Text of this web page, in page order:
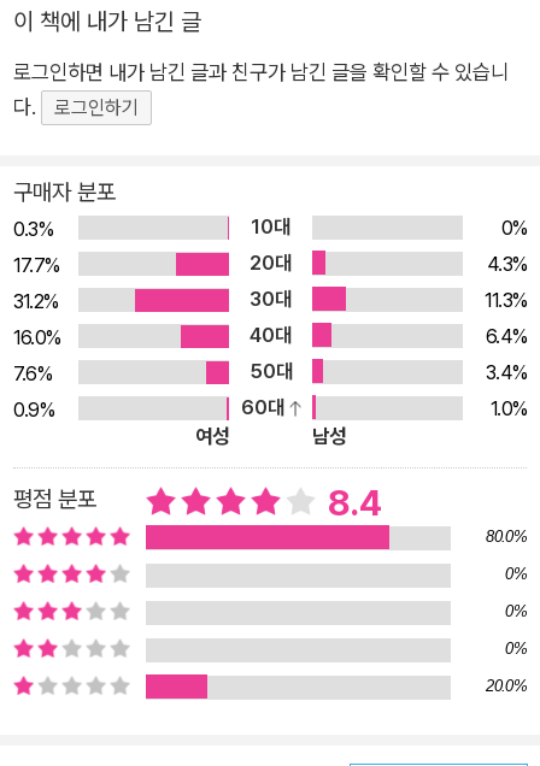
일해야 하는 삶에서 벗어나려고 애쓰면서도 상품 자본주의의 그
다. 우리도 냉소적 체념, 순진한 낙관도 아닌 대안을 상상할 수 있
을까? 『실패의 기술과 퀴어 예술』은 일종의 ‘스펀지밥이 안내하
하위문화, 반문화에서 발견한 지혜를 동력으로 삼아 이상주의적
희망을 체념하기보다는 지혜를 얻고, 삶과 문화, 지식, 기쁨과의
새롭고 유연한 관계를 일구고자 한다. 실패는 루저와 약자들의 무
기이자 비판의 한 양식이다! 21세기의 첫 10년이 끝나갈 무렵, 미
국은 대공황 이후 최악의 금융위기를 겪는다. 노동자들은 부실담
보대출로 집을 잃고, 중산층은 불량 상품에 투자한 대가로 퇴직금
을 잃은 데 반해, 부자들은 엄청난 구제자금으로 자기 주머니를
넘치게 채울 수 있었고, 은행은 다른 사람 돈으로 게임을 하는 카
지노 자본주의가 진면모를 드러냈다. 저자는 이제 실패를 이야기
할 때가 되었다고 말한다. 루저의 수많은 역사, 이른바 자본주의
의 그림자 역사가 모든 성공 이야기 뒤에 숨어 말없이 존재하며,
그것을 다양한 방식으로 이야기해야 한다는 것이다. 실패는 실패
일 뿐이지 다른 방식으로 상상할 수 있는 것인가? 저자는 ‘약자들
의 무기’라는 개념을 활용해 실패를 저항과 비판의 한 양식으로
개념화한다. 그는 실패가 반식민주의 투쟁, 젠더와 종 다양성, 인
이 책에 내가 남긴 글
로그인하면 내가 남긴 글과 친구가 남긴 글을 확인할 수 있습니
다.
로그인하기
구매자 분포
0.3% 10대
0%
17.7%
20대
4.3%
31.2%
30대
11.3%
16.0%
40대
6.4%
7.6%
50대
3.4%
0.9%
60대
1.0%
여성
남성
평점 분포 8.4
80.0%
0%
0%
0%
20.0%